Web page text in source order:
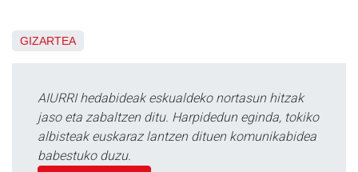
GIZARTEA
AIURRI hedabideak eskualdeko nortasun hitzak
jaso eta zabaltzen ditu. Harpidedun eginda, tokiko
albisteak euskaraz lantzen dituen komunikabidea
babestuko duzu.